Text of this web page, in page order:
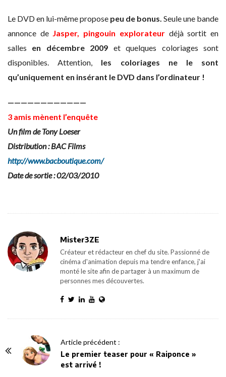
Le DVD en lui-même propose peu de bonus. Seule une bande
annonce de Jasper, pingouin explorateurdéjà sortit en
salles en décembre 2009 et quelques coloriages sont
disponibles. Attention, les coloriages ne le sont
qu’uniquement en insérant le DVD dans l’ordinateur !
————————————
3 amis mènent l’enquête
Un film de Tony Loeser
Distribution : BAC Films
http://www.bacboutique.com/
Date de sortie : 02/03/2010
Mister3ZE
Créateur et rédacteur en chef du site. Passionné de
cinéma d'animation depuis ma tendre enfance, j'ai
monté le site afin de partager à un maximum de
personnes mes découvertes.
Article précédent :
Le premier teaser pour « Raiponce »
est arrivé !